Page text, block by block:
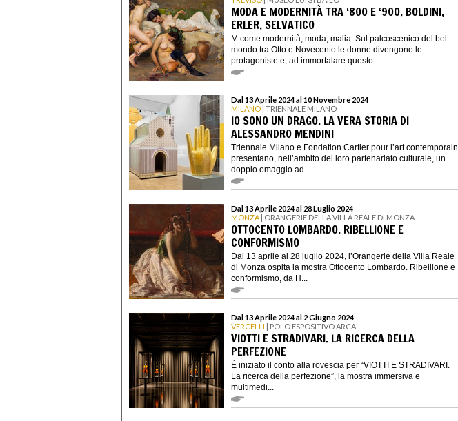
MODA E MODERNITÀ TRA ‘800 E ‘900. BOLDINI,
ERLER, SELVATICO
M come modernità, moda, malia. Sul palcoscenico del bel
mondo tra Otto e Novecento le donne divengono le
protagoniste e, ad immortalare questo ...
Dal 13 Aprile 2024 al 10 Novembre 2024
MILANO | TRIENNALE MILANO
IO SONO UN DRAGO. LA VERA STORIA DI
ALESSANDRO MENDINI
Triennale Milano e Fondation Cartier pour l’art contemporain
presentano, nell’ambito del loro partenariato culturale, un
doppio omaggio ad...
Dal 13 Aprile 2024 al 28 Luglio 2024
MONZA | ORANGERIE DELLA VILLA REALE DI MONZA
OTTOCENTO LOMBARDO. RIBELLIONE E
CONFORMISMO
Dal 13 aprile al 28 luglio 2024, l’Orangerie della Villa Reale
di Monza ospita la mostra Ottocento Lombardo. Ribellione e
conformismo, da H...
Dal 13 Aprile 2024 al 2 Giugno 2024
VERCELLI | POLO ESPOSITIVO ARCA
VIOTTI E STRADIVARI. LA RICERCA DELLA
PERFEZIONE
È iniziato il conto alla rovescia per “VIOTTI E STRADIVARI.
La ricerca della perfezione”, la mostra immersiva e
multimedi...